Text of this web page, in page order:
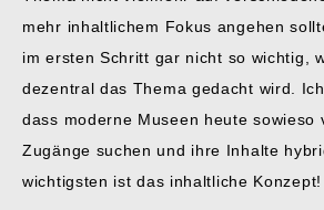
mehr inhaltlichem Fokus angehen
im ersten Schritt gar nicht so wichtig,
dezentral das Thema gedacht wird.
dass moderne Museen heute sowieso
Zugänge suchen und ihre Inhalte
wichtigsten ist das inhaltliche Konzept!